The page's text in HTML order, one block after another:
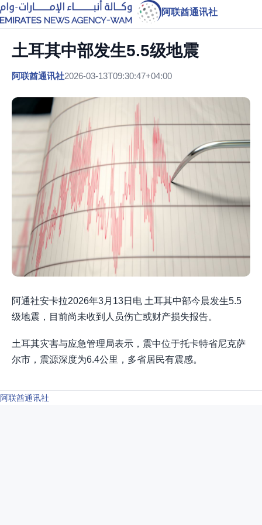
阿联酋通讯社
土耳其中部发生5.5级地震
阿联酋通讯社2026-03-13T09:30:47+04:00
阿通社安卡拉2026年3月13日电 土耳其中部今晨发生5.5
级地震，目前尚未收到人员伤亡或财产损失报告。
土耳其灾害与应急管理局表示，震中位于托卡特省尼克萨
尔市，震源深度为6.4公里，多省居民有震感。
阿联酋通讯社